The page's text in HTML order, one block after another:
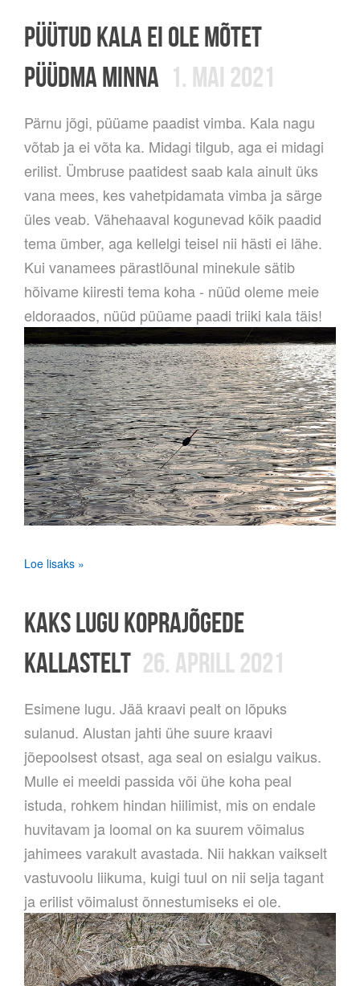
PÜÜTUD KALA EI OLE MÕTET
PÜÜDMA MINNA 1. MAI 2021
Pärnu jõgi, püüame paadist vimba. Kala nagu
võtab ja ei võta ka. Midagi tilgub, aga ei midagi
erilist. Ümbruse paatidest saab kala ainult üks
vana mees, kes vahetpidamata vimba ja särge
üles veab. Vähehaaval kogunevad kõik paadid
tema ümber, aga kellelgi teisel nii hästi ei lähe.
Kui vanamees pärastlõunal minekule sätib
hõivame kiiresti tema koha - nüüd oleme meie
eldoraados, nüüd püüame paadi triiki kala täis!
Loe lisaks »
KAKS LUGU KOPRAJÕGEDE
KALLASTELT 26. APRILL 2021
Esimene lugu. Jää kraavi pealt on lõpuks
sulanud. Alustan jahti ühe suure kraavi
jõepoolsest otsast, aga seal on esialgu vaikus.
Mulle ei meeldi passida või ühe koha peal
istuda, rohkem hindan hiilimist, mis on endale
huvitavam ja loomal on ka suurem võimalus
jahimees varakult avastada. Nii hakkan vaikselt
vastuvoolu liikuma, kuigi tuul on nii selja tagant
ja erilist võimalust õnnestumiseks ei ole.